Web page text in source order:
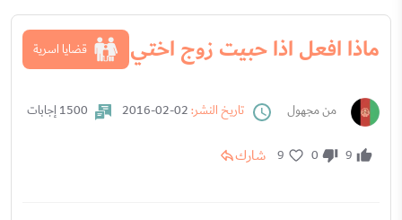
ماذا افعل اذا حبيت زوج اختي قضايا اسرية
من مجهول تاريخ النشر: 1500 إجابات
9
0
9 شارك